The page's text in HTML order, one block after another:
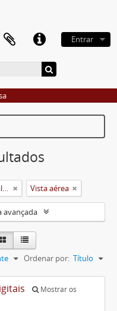
Entrar
Acervo Fotográfico do Arquivo Central Histórico da UFV Vista aérea
avançada
Ordenar por: Título
Mostrar os